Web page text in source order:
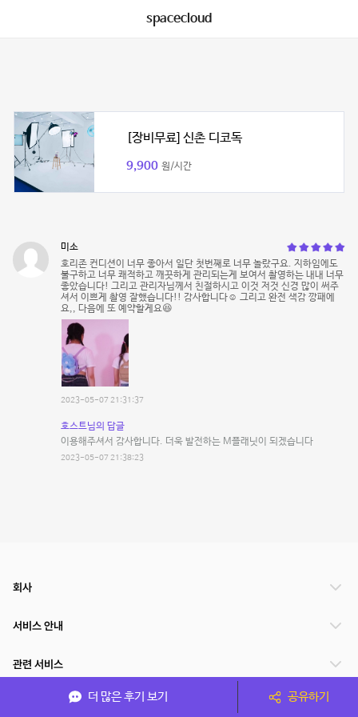
spacecloud
[장비무료] 신촌 디코독
9,900 원/시간
미소
호리존 컨디션이 너무 좋아서 일단 첫번째로 너무 놀랐구요. 지하임에도
불구하고 너무 쾌적하고 깨끗하게 관리되는게 보여서 촬영하는 내내 너무
좋았습니다! 그리고 관리자님께서 친절하시고 이것 저것 신경 많이 써주
셔서 이쁘게 촬영 잘했습니다!! 감사합니다☺️ 그리고 완전 색감 깡패에
요,, 다음에 또 예약할게요😆
2023-05-07 21:31:37
호스트님의 답글
이용해주셔서 감사합니다. 더욱 발전하는 M플래닛이 되겠습니다
2023-05-07 21:38:23
더 많은 후기 보기 공유하기
회사
서비스 안내
관련 서비스